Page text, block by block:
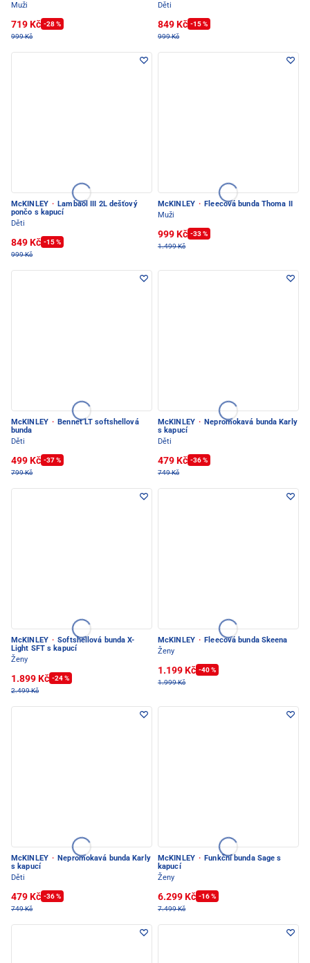
Muži
719 Kč -28 %
999 Kč
Děti
849 Kč -15 %
999 Kč
McKINLEY · Lambaol III 2L dešťový
pončo s kapucí
Děti
849 Kč -15 %
999 Kč
McKINLEY · Fleecová bunda Thoma II
Muži
999 Kč -33 %
1.499 Kč
McKINLEY · Bennet LT softshellová
bunda
Děti
499 Kč -37 %
799 Kč
McKINLEY · Nepromokavá bunda Karly
s kapucí
Děti
479 Kč -36 %
749 Kč
McKINLEY · Softshellová bunda X-
Light SFT s kapucí
Ženy
1.899 Kč -24 %
2.499 Kč
McKINLEY · Fleecová bunda Skeena
Ženy
1.199 Kč -40 %
1.999 Kč
McKINLEY · Nepromokavá bunda Karly
s kapucí
Děti
479 Kč -36 %
749 Kč
McKINLEY · Funkční bunda Sage s
kapucí
Ženy
6.299 Kč -16 %
7.499 Kč